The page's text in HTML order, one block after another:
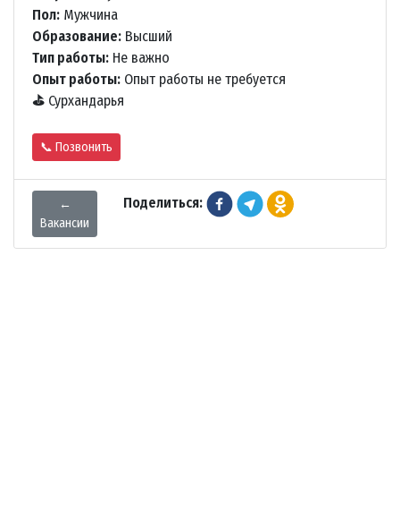
Пол: Мужчина
Образование: Высший
Тип работы: Не важно
Опыт работы: Опыт работы не требуется
⛳ Сурхандарья
📞 Позвонить
←
Вакансии
Поделиться: